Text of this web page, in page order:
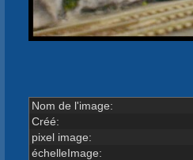
Nom de l'image:
Créé:
pixel image:
échelleImage: